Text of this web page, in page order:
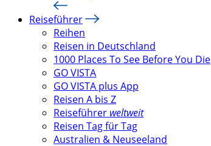
Reiseführer
Reihen
Reisen in Deutschland
1000 Places To See Before You Die
GO VISTA
GO VISTA plus App
Reisen A bis Z
Reiseführer weltweit
Reisen Tag für Tag
Australien & Neuseeland